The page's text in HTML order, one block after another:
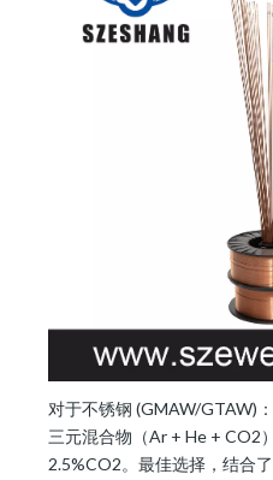
对于不锈钢 (GMAW/GTAW)：
三元混合物（Ar + He + CO2
2.5%CO2。最佳选择，结合